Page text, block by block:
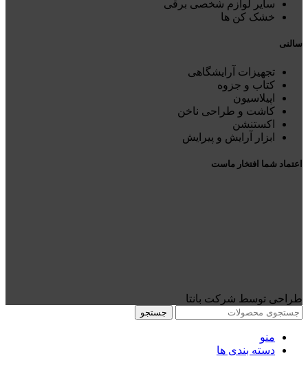
سایر لوازم شخصی برقی
خشک کن ها
سالنی
تجهیزات آرایشگاهی
کتاب و جزوه
اپیلاسیون
کاشت و طراحی ناخن
اکستنشن
ابزار آرایش و پیرایش
اعتماد شما افتخار ماست
طراحی توسط شرکت بانتا
جستجو
منو
دسته بندی ها